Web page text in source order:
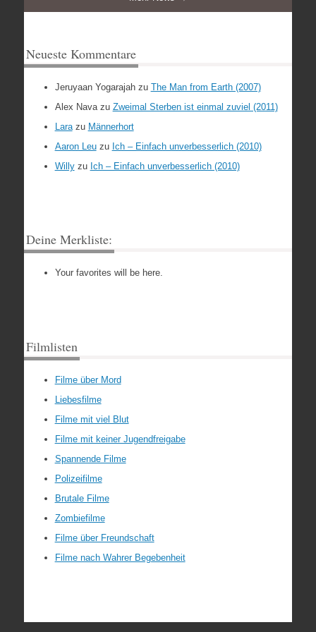
Neueste Kommentare
Jeruyaan Yogarajahzu The Man from Earth (2007)
Alex Navazu Zweimal Sterben ist einmal zuviel (2011)
Larazu Männerhort
Aaron Leuzu Ich – Einfach unverbesserlich (2010)
Willyzu Ich – Einfach unverbesserlich (2010)
Deine Merkliste:
Your favorites will be here.
Filmlisten
Filme über Mord
Liebesfilme
Filme mit viel Blut
Filme mit keiner Jugendfreigabe
Spannende Filme
Polizeifilme
Brutale Filme
Zombiefilme
Filme über Freundschaft
Filme nach Wahrer Begebenheit